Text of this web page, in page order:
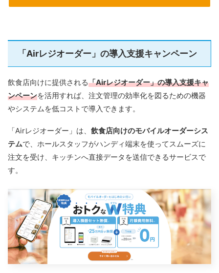
「Airレジオーダー」の導入支援キャンペーン
飲食店向けに提供される「Airレジオーダー」の導入支援キャ
ンペーンを活用すれば、注文管理の効率化を図るための機器
やシステムを低コストで導入できます。
「Airレジオーダー」は、 飲食店向けのモバイルオーダーシス
テムで、ホールスタッフがハンディ端末を使ってスムーズに
注文を受け、キッチンへ直接データを送信できるサービスで
す。